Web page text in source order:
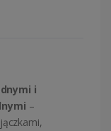
i
–